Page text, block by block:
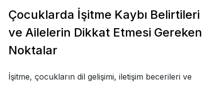
Çocuklarda İşitme Kaybı Belirtileri
ve Ailelerin Dikkat Etmesi Gereken
Noktalar
İşitme, çocukların dil gelişimi, iletişim becerileri ve